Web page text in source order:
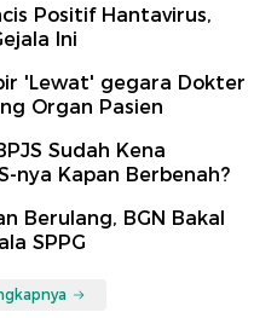
Positif Hantavirus,
Ini
'Lewat' gegara Dokter
Organ Pasien
Sudah Kena
nya Kapan Berbenah?
Berulang, BGN Bakal
SPPG